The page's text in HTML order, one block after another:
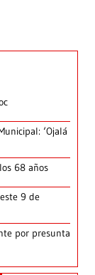
‘Ojalá
68 años
9 de
por presunta